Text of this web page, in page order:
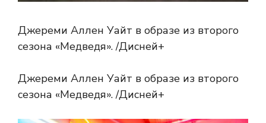
Джереми Аллен Уайт в образе из второго
сезона «Медведя». /Дисней+
Джереми Аллен Уайт в образе из второго
сезона «Медведя». /Дисней+